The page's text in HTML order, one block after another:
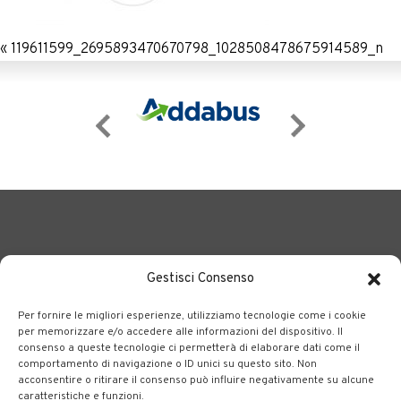
Gestisci Consenso
Per fornire le migliori esperienze, utilizziamo tecnologie come i cookie
per memorizzare e/o accedere alle informazioni del dispositivo. Il
consenso a queste tecnologie ci permetterà di elaborare dati come il
comportamento di navigazione o ID unici su questo sito. Non
acconsentire o ritirare il consenso può influire negativamente su alcune
caratteristiche e funzioni.
« 119611599_2695893470670798_1028508478675914589_n
BERGAMO TRASPORTI portale delle tre società Consortili
dedite al trasporto pubblico locale su tutto il territorio
bergamasco.